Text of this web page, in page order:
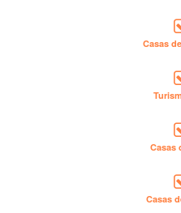
Casas
Casas
Casas